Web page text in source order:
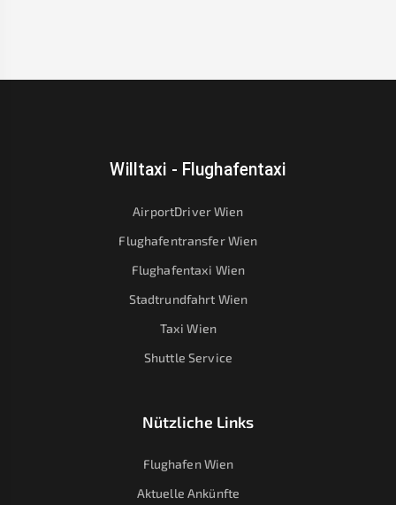
Willtaxi - Flughafentaxi
AirportDriver Wien
Flughafentransfer Wien
Flughafentaxi Wien
Stadtrundfahrt Wien
Taxi Wien
Shuttle Service
Nützliche Links
Flughafen Wien
Aktuelle Ankünfte